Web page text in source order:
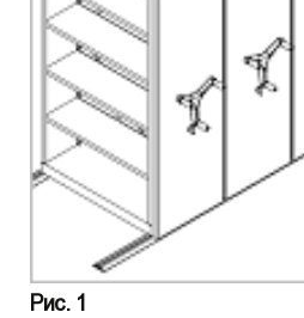
Рис. 1